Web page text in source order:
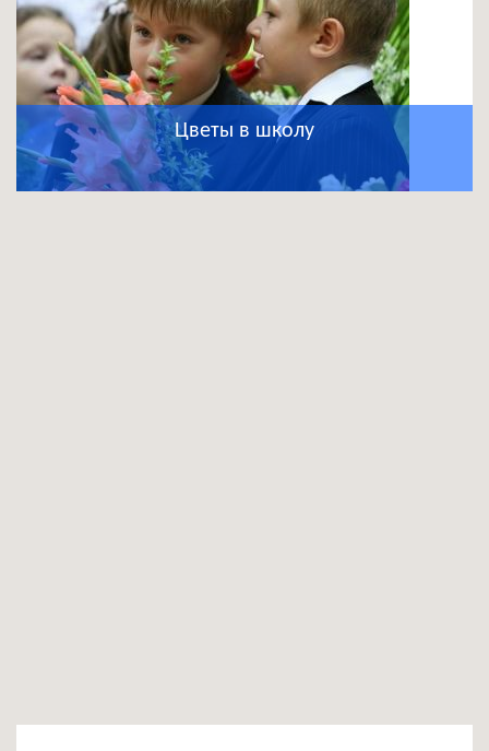
Цветы в школу